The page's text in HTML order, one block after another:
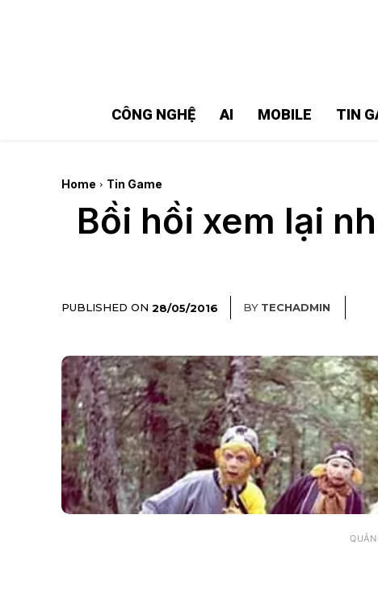
CÔNG NGHỆ AI MOBILE TIN
Home Tin Game
Bồi hồi xem lại
PUBLISHED ON 28/05/2016 BY TECHADMIN